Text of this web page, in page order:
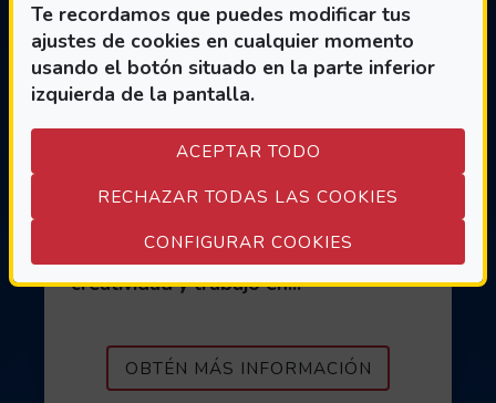
Te recordamos que puedes modificar tus
ajustes de cookies en cualquier momento
usando el botón situado en la parte inferior
izquierda de la pantalla.
ACEPTAR TODO
RECHAZAR TODAS LAS COOKIES
CONFIGURAR COOKIES
Fecha de publicación:
23 de Julio
Jóvenes de entre 11 y 17 años
participaron durante una semana en
el campamento GA11Y Videojuegos
Accesibles, una iniciativa de
la inclusión y la accesibilidad a través
del desarrollo de videojuegos. La
creatividad y trabajo en...
OBTÉN MÁS INFORMACIÓN